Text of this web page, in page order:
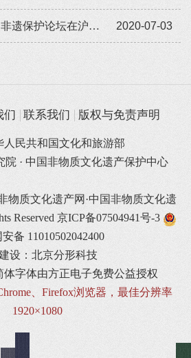
2020-07-03
第八届国际（上海）非遗保护论坛在沪举行
们 联系我们 版权与免责声明
人民共和国文化和旅游部
院 · 中国非物质文化遗产保护中心
物质文化遗产网·中国非物质文化遗
Reserved 京ICP备07504941号-3
备 11010502042400
设：北京分形科技
体字体由方正电子免费公益授权
、Firefox浏览器，最佳分辨率
1920×1080